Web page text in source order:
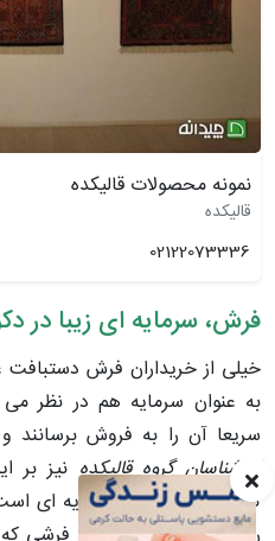
نمونه محصولات قالیکده
قالیکده
02122073336
فرش، سرمایه ای زیبا در
خیلی از خریداران فرش دستبافت
به عنوان سرمایه هم در نظر می
سریعا آن را به فروش
کارشناسان گروه قالیکدهنیز بر
کالایی صد در صد سرمایه ای